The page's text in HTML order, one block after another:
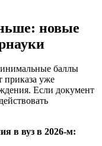
новые
баллы
приказа уже
Если документ
в вуз в 2026-м: